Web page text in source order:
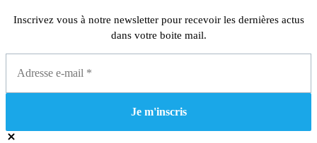
Inscrivez vous à notre newsletter pour recevoir les dernières actus
dans votre boite mail.